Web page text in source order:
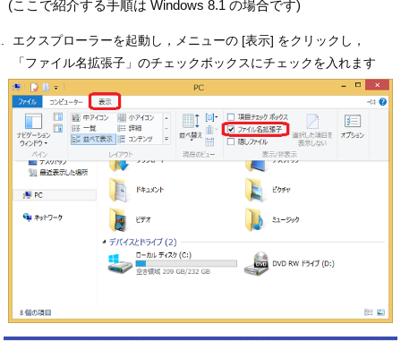
(ここで紹介する手順は Windows 8.1 の場合です)
エクスプローラーを起動し，メニューの [表示] をクリックし，
「ファイル名拡張子」のチェックボックスにチェックを入れます